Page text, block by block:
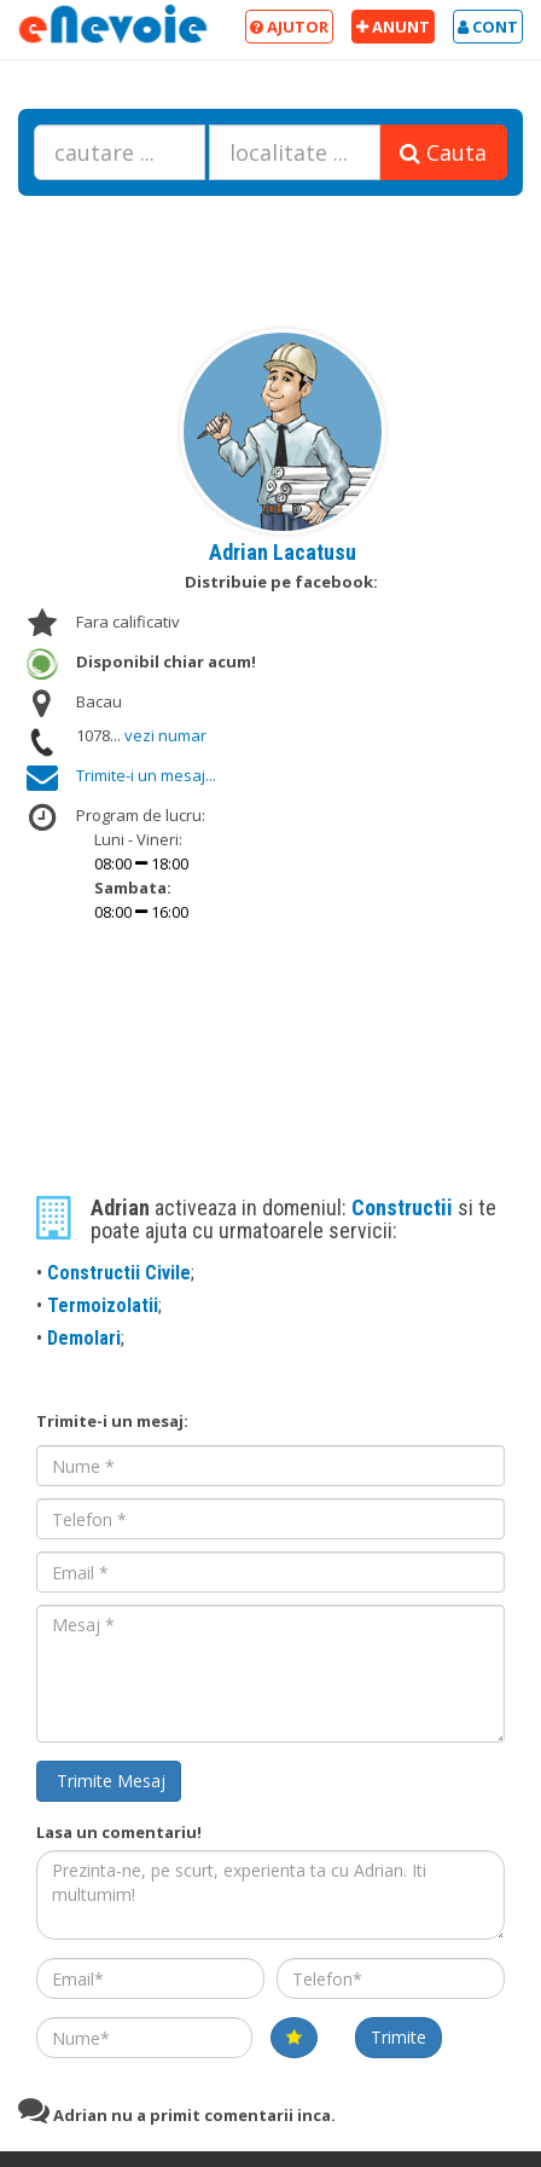
CONT
ANUNT
AJUTOR
Cauta
Adrian Lacatusu
Distribuie pe facebook:
Fara calificativ
Disponibil chiar acum!
Bacau
1078... vezi numar
Trimite-i un mesaj...
Program de lucru:
Luni - Vineri:
08:00
18:00
Sambata:
08:00
16:00
Adrian activeaza in domeniul: Constructii si te
poate ajuta cu urmatoarele servicii:
• Constructii Civile;
• Termoizolatii;
• Demolari;
Trimite-i un mesaj:
Nume
Nume
Email
Mesaj
Trimite Mesaj
Lasa un comentariu!
Email Telefon
Name Trimite
Adrian nu a primit comentarii inca.